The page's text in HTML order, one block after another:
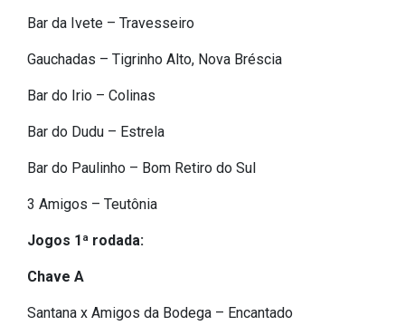
Outros
Downloads
Notícias
Bar da Ivete – Travesseiro
Gauchadas – Tigrinho Alto, Nova Bréscia
Bar do Irio – Colinas
Bar do Dudu – Estrela
Bar do Paulinho – Bom Retiro do Sul
3 Amigos – Teutônia
Jogos 1ª rodada:
Chave A
Santana x Amigos da Bodega – Encantado